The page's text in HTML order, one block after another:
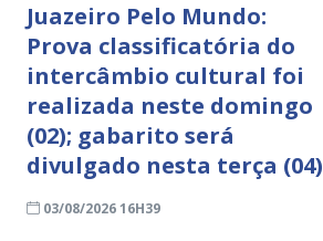
Juazeiro Pelo Mundo:
Prova classificatória do
intercâmbio cultural foi
realizada neste domingo
(02); gabarito será
divulgado nesta terça (04)
03/08/2026 16H39